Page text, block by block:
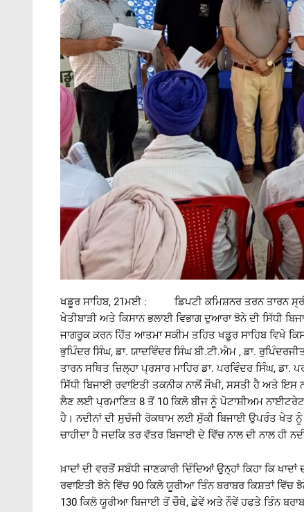
ਖਡੂਰ ਸਾਹਿਬ, 21ਮਈ : ਡਿਪਟੀ ਕਮਿਸ਼ਨਰ ਤਰਨ ਤਾਰਨ ਸ੍ਰੀ
ਖੇਤੀਬਾੜੀ ਅਤੇ ਕਿਸਾਨ ਭਲਾਈ ਵਿਭਾਗ ਦੁਆਰਾ ਝੋਨੇ ਦੀ ਸਿੱਧੀ
ਜਾਗਰੂਕ ਕਰਨ ਹਿੱਤ ਆਤਮਾ ਸਕੀਮ ਤਹਿਤ ਖਡੂਰ ਸਾਹਿਬ ਵਿਖੇ
ਭੁਪਿੰਦਰ ਸਿੰਘ, ਡਾ. ਯਾਦਵਿੰਦਰ ਸਿੰਘ ਬੀ.ਟੀ.ਐਮ , ਡਾ.
ਤਾਰਨ ਸਥਿਤ ਜ਼ਿਲ੍ਹਾ ਪ੍ਰਸਾਰ ਮਾਹਿਰ ਡਾ. ਪਰਵਿੰਦਰ ਸਿੰਘ, ਡਾ.
ਸਿੱਧੀ ਬਿਜਾਈ ਰਵਾਇਤੀ ਤਕਨੀਕ ਨਾਲੋਂ ਸੌਖੀ, ਸਸਤੀ ਹੈ ਅਤੇ ਇਸ
ਲੈਣ ਲਈ ਪ੍ਰਮਾਣਿਤ 8 ਤੋਂ 10 ਕਿਲੋ ਬੀਜ ਨੂੰ ਪੋਟਾਸ਼ੀਅਮ
ਹੈ। ਨਦੀਨਾਂ ਦੀ ਸੁਚੱਜੀ ਰੋਕਥਾਮ ਲਈ ਸੁੱਕੀ ਬਿਜਾਈ ਉਪਰੰਤ ਖੇਤ
ਚਾਹੀਦਾ ਹੈ ਜਦਕਿ ਤਰ ਵੱਤਰ ਬਿਜਾਈ ਦੇ ਵਿੱਚ ਨਾਲ ਦੀ ਨਾਲ ਹੀ
ਖ਼ਾਦਾਂ ਦੀ ਵਰਤੋਂ ਸਬੰਧੀ ਜਾਣਕਾਰੀ ਦਿੰਦਿਆਂ ਉਨ੍ਹਾਂ ਕਿਹਾ ਕਿ
ਰਵਾਇਤੀ ਝੋਨੇ ਵਿੱਚ 90 ਕਿਲੋ ਯੂਰੀਆ ਤਿੰਨ ਬਰਾਬਰ ਕਿਸ਼ਤਾਂ ਵਿੱਚ
130 ਕਿਲੋ ਯੂਰੀਆ ਬਿਜਾਈ ਤੋਂ ਚੌਥੇ, ਛੇਵੇਂ ਅਤੇ ਨੌਵੇਂ ਹਫਤੇ ਤਿੰਨ